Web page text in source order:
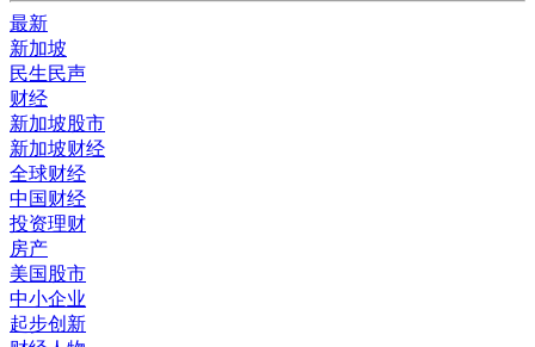
最新
新加坡
民生民声
财经
新加坡股市
新加坡财经
全球财经
中国财经
投资理财
房产
美国股市
中小企业
起步创新